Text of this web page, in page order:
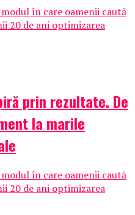
în care oamenii caută
20 de ani optimizarea
prin rezultate. De
la marile
în care oamenii caută
20 de ani optimizarea